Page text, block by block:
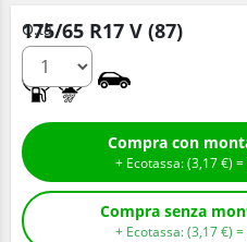
175/65 R17 V (87)
Q.tà
+ Ecotassa: (3,17€ ) =
+ Ecotassa: (3,17€ ) =